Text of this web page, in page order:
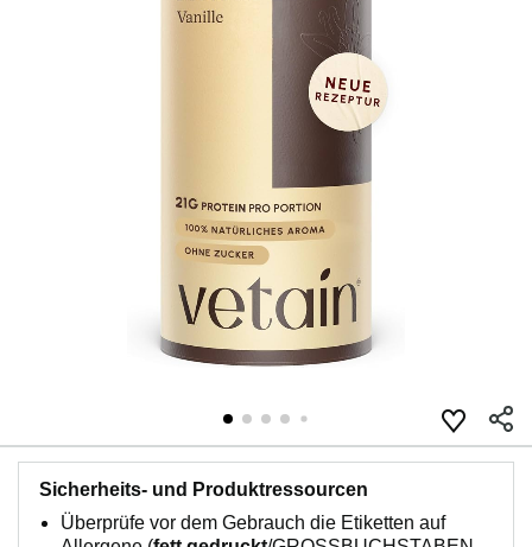
Sicherheits- und Produktressourcen
Überprüfe vor dem Gebrauch die Etiketten auf